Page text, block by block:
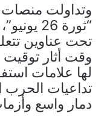
وتداولت منصات
“ثورة
تحت عناوين
وقت أثار توقيت
لها علامات
تداعيات الحرب
دمار واسع